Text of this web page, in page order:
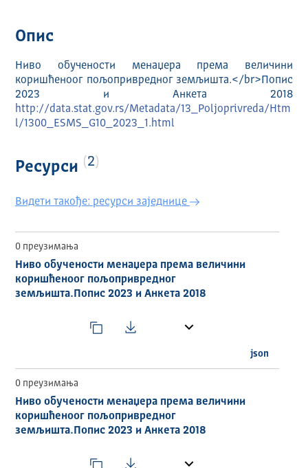
Опис
Ниво обучености менаџера према величини
коришћеноог пољопривредног земљишта.</br>Попис
2023 и Анкета 2018
http://data.stat.gov.rs/Metadata/13_Poljoprivreda/Htm
l/1300_ESMS_G10_2023_1.html
Ресурси 2
Видети такође: ресурси заједнице
0 преузимања
Ниво обучености менаџера према величини
коришћеноог пољопривредног
земљишта.Попис 2023 и Анкета 2018
json
0 преузимања
Ниво обучености менаџера према величини
коришћеноог пољопривредног
земљишта.Попис 2023 и Анкета 2018